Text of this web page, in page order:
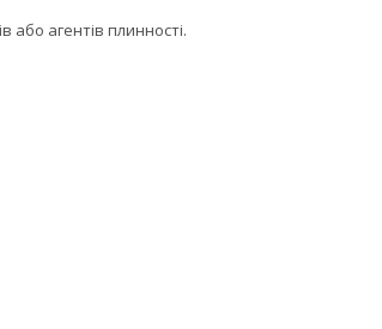
агентів плинності.